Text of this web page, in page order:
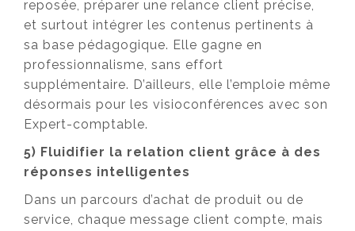
reposée, préparer une relance client précise,
et surtout intégrer les contenus pertinents à
sa base pédagogique. Elle gagne en
professionnalisme, sans effort
supplémentaire. D’ailleurs, elle l’emploie même
désormais pour les visioconférences avec son
Expert-comptable.
5) Fluidifier la relation client grâce à des
réponses intelligentes
Dans un parcours d’achat de produit ou de
service, chaque message client compte, mais